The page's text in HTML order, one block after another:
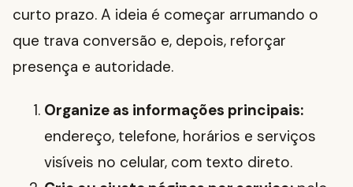
curto prazo. A ideia é começar arrumando o
que trava conversão e, depois, reforçar
presença e autoridade.
Organize as informações principais:
endereço, telefone, horários e serviços
visíveis no celular, com texto direto.